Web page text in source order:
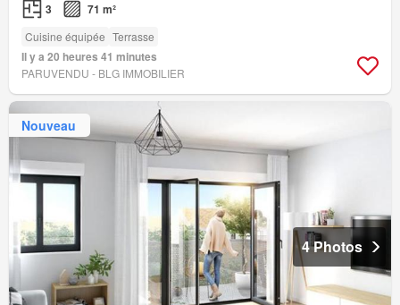
3 71 m²
Cuisine équipée Terrasse
Il y a 20 heures 41 minutes
PARUVENDU - BLG IMMOBILIER
Nouveau
4 Photos